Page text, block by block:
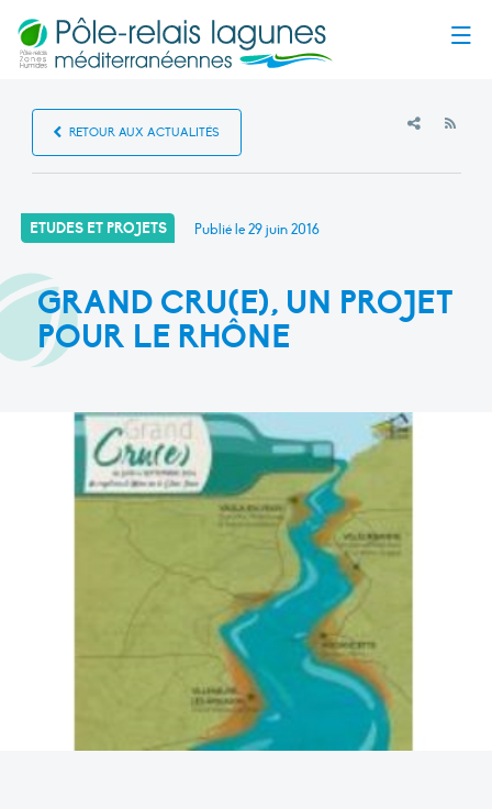
RETOUR AUX ACTUALITÉS
ETUDES ET PROJETS Publié le29 juin 2016
GRAND CRU(E), UN PROJET
POUR LE RHÔNE